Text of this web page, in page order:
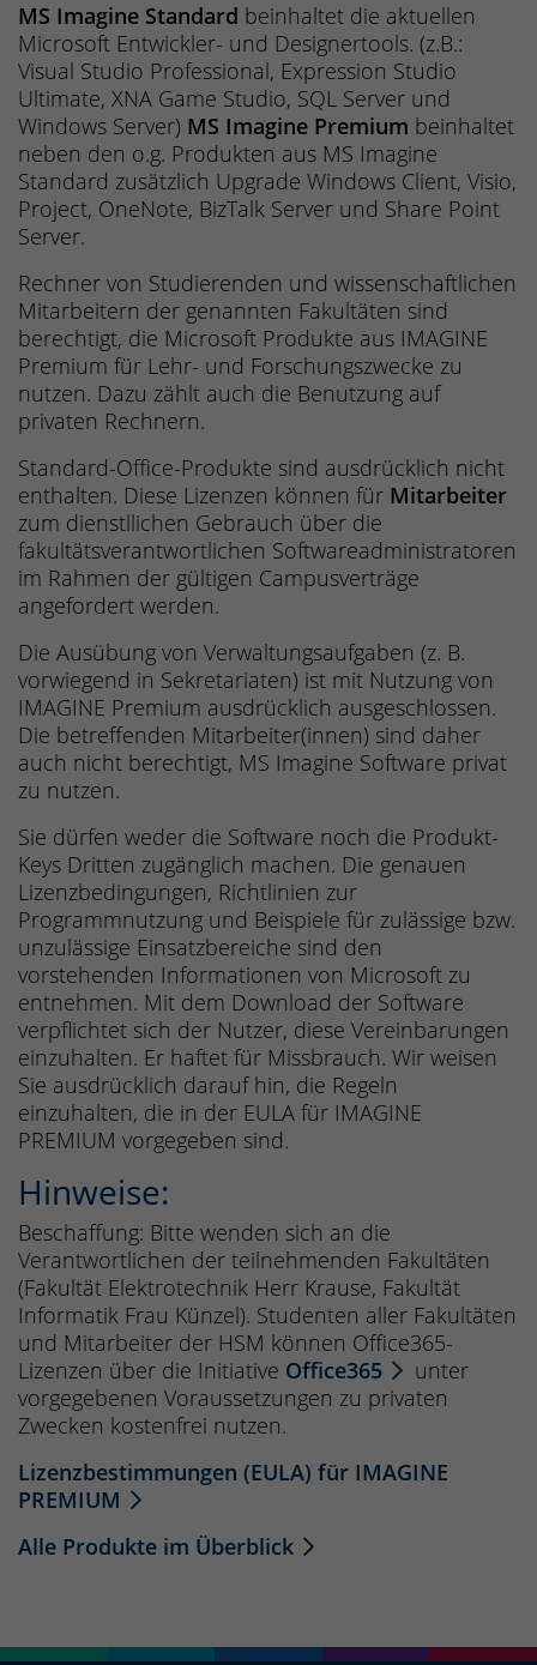
MS Imagine Standard beinhaltet die aktuellen
Microsoft Entwickler- und Designertools. (z.B.:
Visual Studio Professional, Expression Studio
Ultimate, XNA Game Studio, SQL Server und
Windows Server) MS Imagine Premium beinhaltet
neben den o.g. Produkten aus MS Imagine
Standard zusätzlich Upgrade Windows Client, Visio,
Project, OneNote, BizTalk Server und Share Point
Server.
Rechner von Studierenden und wissenschaftlichen
Mitarbeitern der genannten Fakultäten sind
berechtigt, die Microsoft Produkte aus IMAGINE
Premium für Lehr- und Forschungszwecke zu
nutzen. Dazu zählt auch die Benutzung auf
privaten Rechnern.
Standard-Office-Produkte sind ausdrücklich nicht
enthalten. Diese Lizenzen können für Mitarbeiter
zum dienstllichen Gebrauch über die
fakultätsverantwortlichen Softwareadministratoren
im Rahmen der gültigen Campusverträge
angefordert werden.
Die Ausübung von Verwaltungsaufgaben (z. B.
vorwiegend in Sekretariaten) ist mit Nutzung von
IMAGINE Premium ausdrücklich ausgeschlossen.
Die betreffenden Mitarbeiter(innen) sind daher
auch nicht berechtigt, MS Imagine Software privat
zu nutzen.
Sie dürfen weder die Software noch die Produkt-
Keys Dritten zugänglich machen. Die genauen
Lizenzbedingungen, Richtlinien zur
Programmnutzung und Beispiele für zulässige bzw.
unzulässige Einsatzbereiche sind den
vorstehenden Informationen von Microsoft zu
entnehmen. Mit dem Download der Software
verpflichtet sich der Nutzer, diese Vereinbarungen
einzuhalten. Er haftet für Missbrauch. Wir weisen
Sie ausdrücklich darauf hin, die Regeln
einzuhalten, die in der EULA für IMAGINE
PREMIUM vorgegeben sind.
Hinweise:
Beschaffung: Bitte wenden sich an die
Verantwortlichen der teilnehmenden Fakultäten
(Fakultät Elektrotechnik Herr Krause, Fakultät
Informatik Frau Künzel). Studenten aller Fakultäten
und Mitarbeiter der HSM können Office365-
Lizenzen über die Initiative Office365
unter
vorgegebenen Voraussetzungen zu privaten
Zwecken kostenfrei nutzen.
Lizenzbestimmungen (EULA) für IMAGINE
PREMIUM
Alle Produkte im Überblick